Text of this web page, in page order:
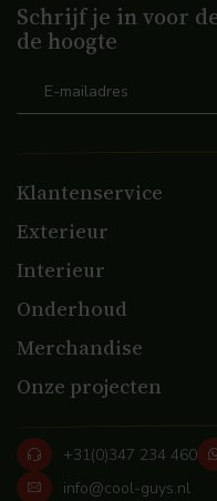
Schrijf je in voor
de hoogte
Klantenservice
Exterieur
Interieur
Onderhoud
Merchandise
Onze projecten
+31(0)347 234 460
info@cool-guys.nl